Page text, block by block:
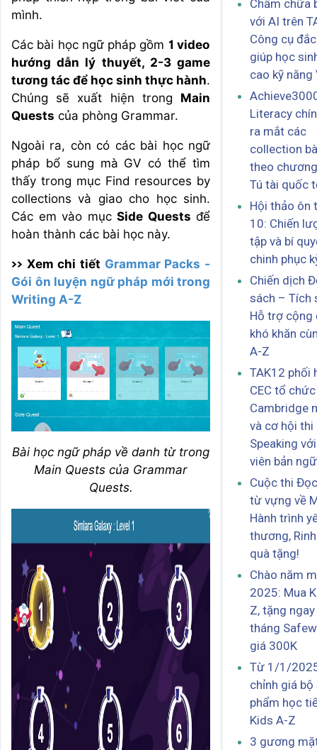
mình.
Các bài học ngữ pháp gồm 1 video
hướng dẫn lý thuyết, 2-3 game
tương tác để học sinh thực hành.
Chúng sẽ xuất hiện trong Main
Quests của phòng Grammar.
Ngoài ra, còn có các bài học ngữ
pháp bổ sung mà GV có thể tìm
thấy trong mục Find resources by
collections và giao cho học sinh.
Các em vào mục Side Quests để
hoàn thành các bài học này.
>> Xem chi tiết Grammar Packs -
Gói ôn luyện ngữ pháp mới trong
Writing A-Z
Bài học ngữ pháp về danh từ trong
Main Quests của Grammar
Quests.
Chấm chữa
với AI trên
Công cụ
giúp học
cao kỹ năng
Literacy
ra mắt các
collection
theo
Tú tài quốc
Hội thảo ôn
10: Chiến
tập và bí
chinh phục
Chiến dịch
sách – Tích
Hỗ trợ cộng
khó khăn
A-Z
TAK12 phối
CEC tổ
Cambridge
và cơ hội thi
Speaking
viên bản ngữ
Cuộc thi
từ vựng về
Hành trình
thương,
quà tặng!
Chào năm
2025: Mua
Z, tặng
tháng
giá 300K
Từ 1/1/
chỉnh giá bộ
phẩm học
Kids A-Z
3 gương